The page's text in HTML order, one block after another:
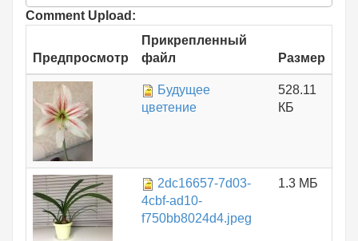
Comment Upload:
Предпросмотр
Прикрепленный
файл
Размер
Будущее
цветение
528.11
КБ
2dc16657-7d03-
4cbf-ad10-
f750bb8024d4.jpeg
1.3 МБ